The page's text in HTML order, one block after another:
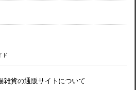
ド
雑貨の通販サイトについて